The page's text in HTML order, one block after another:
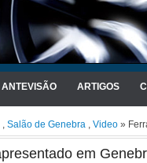
ANTEVISÃO ARTIGOS
, Salão de Genebra , Video »
em